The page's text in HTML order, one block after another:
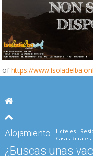
ofhttps://
Alojamiento Hoteles
Casas Rurales
¿Buscas unas